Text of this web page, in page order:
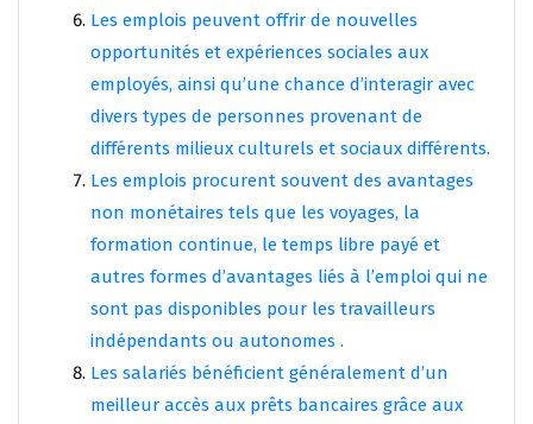
Les emplois peuvent offrir de nouvelles
opportunités et expériences sociales aux
employés, ainsi qu’une chance d’interagir avec
divers types de personnes provenant de
différents milieux culturels et sociaux différents.
Les emplois procurent souvent des avantages
non monétaires tels que les voyages, la
formation continue, le temps libre payé et
autres formes d’avantages liés à l’emploi qui ne
sont pas disponibles pour les travailleurs
indépendants ou autonomes .
Les salariés bénéficient généralement d’un
meilleur accès aux prêts bancaires grâce aux